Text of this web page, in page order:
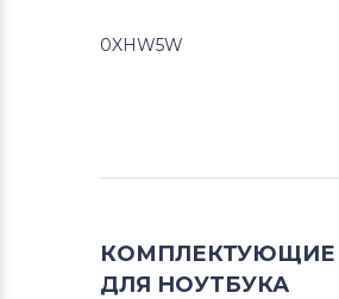
0XHW5W
КОМПЛЕКТУЮЩИЕ
ДЛЯ НОУТБУКА